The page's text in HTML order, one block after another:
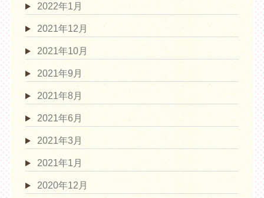
2022年1月
2021年12月
2021年10月
2021年9月
2021年8月
2021年6月
2021年3月
2021年1月
2020年12月